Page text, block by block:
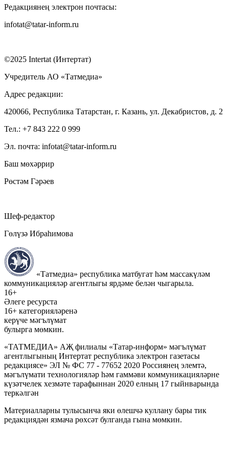
Редакциянең электрон почтасы:
infotat@tatar-inform.ru
©2025 Intertat (Интертат)
Учредитель АО «Татмедиа»
Адрес редакции:
420066, Республика Татарстан, г. Казань, ул. Декабристов, д. 2
Тел.: +7 843 222 0 999
Эл. почта: infotat@tatar-inform.ru
Баш мөхәррир
Рөстәм Гәрәев
Шеф-редактор
Гөлүзә Ибраһимова
«Татмедиа» республика матбугат һәм массакүләм
коммуникацияләр агентлыгы ярдәме белән чыгарыла.
16+
Әлеге ресурста
16+ категорияләренә
керүче мәгълүмат
булырга мөмкин.
«ТАТМЕДИА» АҖ филиалы «Татар-информ» мәгълүмат
агентлыгының Интертат республика электрон газетасы
редакциясе» ЭЛ № ФС 77 - 77652 2020 Россиянең элемтә,
мәгълүмати технологияләр һәм гаммәви коммуникацияләрне
күзәтчелек хезмәте тарафыннан 2020 елның 17 гыйнварында
теркәлгән
Материалларны тулысынча яки өлешчә куллану бары тик
редакциядән язмача рөхсәт булганда гына мөмкин.